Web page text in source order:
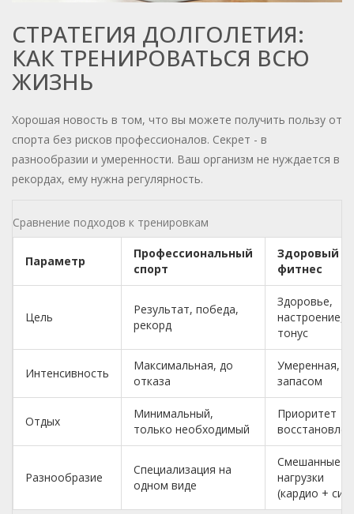
СТРАТЕГИЯ ДОЛГОЛЕТИЯ:
КАК ТРЕНИРОВАТЬСЯ ВСЮ
ЖИЗНЬ
Хорошая новость в том, что вы можете получить пользу от
спорта без рисков профессионалов. Секрет - в
разнообразии и умеренности. Ваш организм не нуждается в
рекордах, ему нужна регулярность.
Сравнение подходов к тренировкам
Параметр
Профессиональный
спорт
Здоровый
фитнес
Цель
Результат, победа,
рекорд
Здоровье,
настроение,
тонус
Интенсивность
Максимальная, до
отказа
Умеренная, с
запасом
Отдых
Минимальный,
только необходимый
Приоритет
Разнообразие
Специализация на
одном виде
Смешанные
нагрузки
(кардио +